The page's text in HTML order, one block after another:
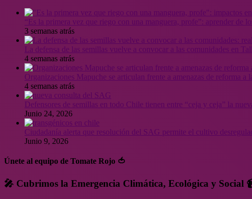
“Es la primera vez que riego con una manguera, profe”: aprender de
3 semanas atrás
La defensa de las semillas vuelve a convocar a las comunidades en
4 semanas atrás
Organizaciones Mapuche se articulan frente a amenazas de reforma a
4 semanas atrás
Defensores de semillas en todo Chile tienen entre “ceja y ceja” la
Junio 24, 2026
Ciudadanía alerta que resolución del SAG permite el cultivo
Junio 9, 2026
Únete al equipo de Tomate Rojo 🍅
🎤 Cubrimos la Emergencia Climática, Ecológica y Social